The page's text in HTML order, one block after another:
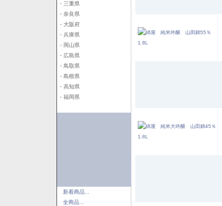
- 三重県
- 奈良県
- 大阪府
- 兵庫県
- 岡山県
- 広島県
- 鳥取県
- 島根県
- 高知県
- 福岡県
新着商品...
全商品...